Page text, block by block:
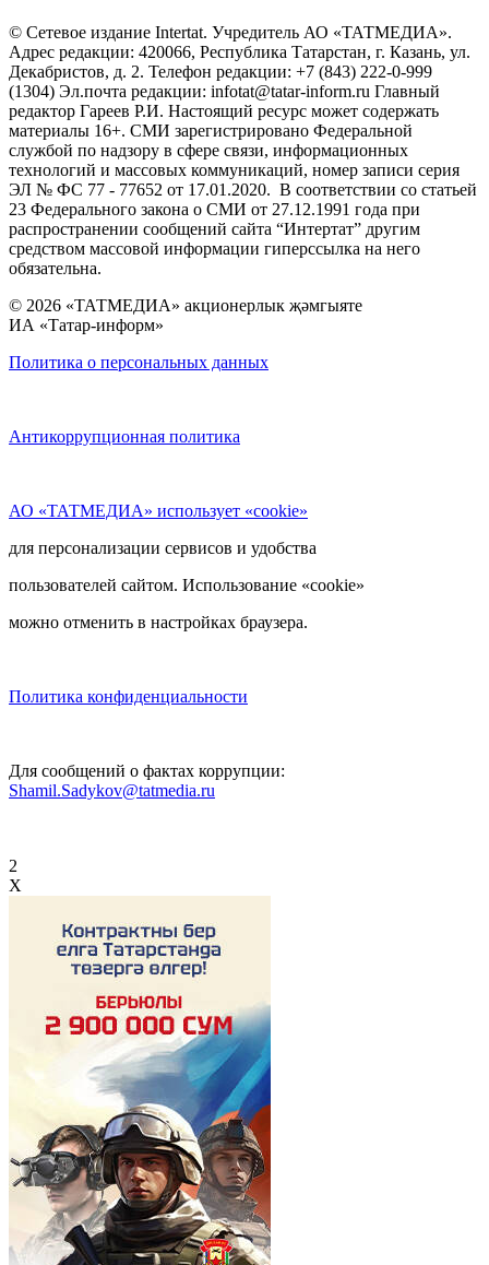
© Сетевое издание Intertat. Учредитель АО «ТАТМЕДИА».
Адрес редакции: 420066, Республика Татарстан, г. Казань, ул.
Декабристов, д. 2. Телефон редакции: +7 (843) 222-0-999
(1304) Эл.почта редакции: infotat@tatar-inform.ru Главный
редактор Гареев Р.И. Настоящий ресурс может содержать
материалы 16+. СМИ зарегистрировано Федеральной
службой по надзору в сфере связи, информационных
технологий и массовых коммуникаций, номер записи серия
ЭЛ № ФС 77 - 77652 от 17.01.2020. В соответствии со статьей
23 Федерального закона о СМИ от 27.12.1991 года при
распространении сообщений сайта “Интертат” другим
средством массовой информации гиперссылка на него
обязательна.
© 2026 «ТАТМЕДИА» акционерлык җәмгыяте
ИА «Татар-информ»
Политика о персональных данных
Антикоррупционная политика
АО «ТАТМЕДИА» использует «cookie»
для персонализации сервисов и удобства
пользователей сайтом. Использование «cookie»
можно отменить в настройках браузера.
Политика конфиденциальности
Для сообщений о фактах коррупции:
Shamil.Sadykov@tatmedia.ru
2
X